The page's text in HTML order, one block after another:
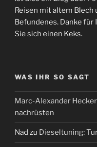
Reisen mit altem
Befundenes. Danke
Sie sich einen Keks.
WAS IHR SO SAGT
Marc-Alexander
nachrüsten
Nad zu Dieseltuning: